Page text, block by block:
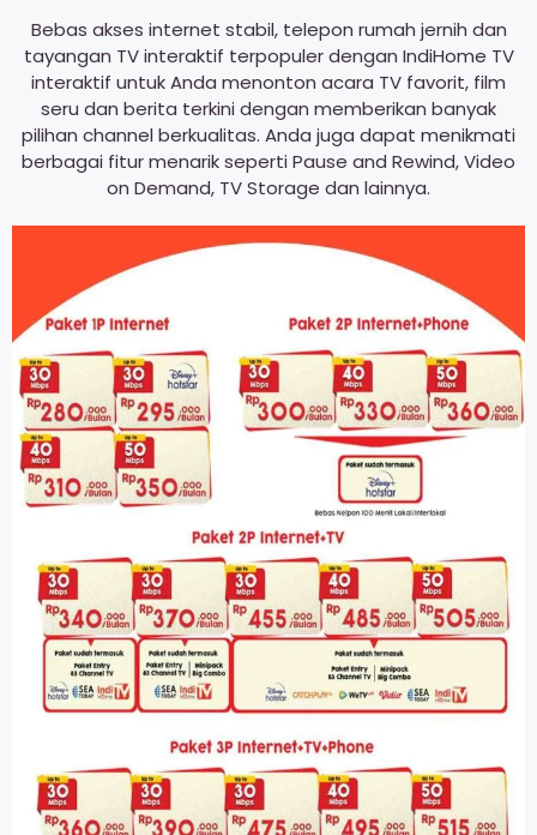
Bebas akses internet stabil, telepon rumah jernih dan
tayangan TV interaktif terpopuler dengan IndiHome TV
interaktif untuk Anda menonton acara TV favorit, film
seru dan berita terkini dengan memberikan banyak
pilihan channel berkualitas. Anda juga dapat menikmati
berbagai fitur menarik seperti Pause and Rewind, Video
on Demand, TV Storage dan lainnya.